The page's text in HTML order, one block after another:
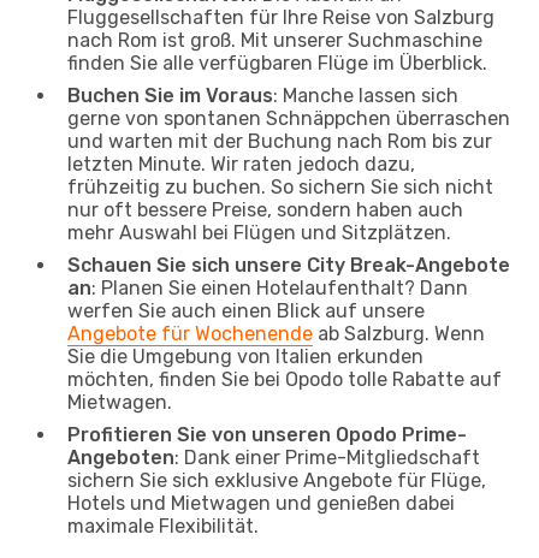
Fluggesellschaften für Ihre Reise von Salzburg
nach Rom ist groß. Mit unserer Suchmaschine
finden Sie alle verfügbaren Flüge im Überblick.
Buchen Sie im Voraus: Manche lassen sich
gerne von spontanen Schnäppchen überraschen
und warten mit der Buchung nach Rom bis zur
letzten Minute. Wir raten jedoch dazu,
frühzeitig zu buchen. So sichern Sie sich nicht
nur oft bessere Preise, sondern haben auch
mehr Auswahl bei Flügen und Sitzplätzen.
Schauen Sie sich unsere City Break-Angebote
an: Planen Sie einen Hotelaufenthalt? Dann
werfen Sie auch einen Blick auf unsere
Angebote für Wochenende ab Salzburg. Wenn
Sie die Umgebung von Italien erkunden
möchten, finden Sie bei Opodo tolle Rabatte auf
Mietwagen.
Profitieren Sie von unseren Opodo Prime-
Angeboten: Dank einer Prime-Mitgliedschaft
sichern Sie sich exklusive Angebote für Flüge,
Hotels und Mietwagen und genießen dabei
maximale Flexibilität.